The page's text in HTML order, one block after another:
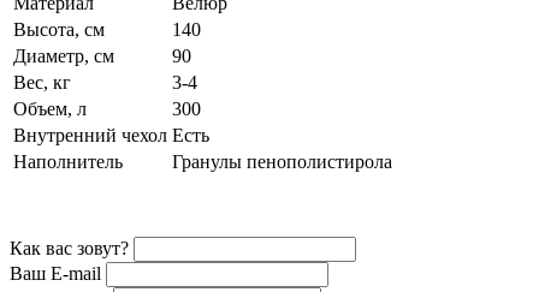
Высота, см
140
Диаметр, см
90
Вес, кг
3-4
Объем, л
300
Внутренний чехол Есть
Наполнитель
Гранулы пенополистирола
Как вас зовут?
Ваш E-mail